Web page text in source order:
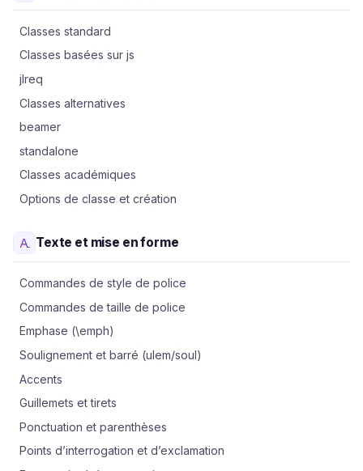
Classes standard
Classes basées sur js
jlreq
Classes alternatives
beamer
standalone
Classes académiques
Options de classe et création
Texte et mise en forme
Commandes de style de police
Commandes de taille de police
Emphase (\emph)
Soulignement et barré (ulem/soul)
Accents
Guillemets et tirets
Ponctuation et parenthèses
Points d’interrogation et d’exclamation